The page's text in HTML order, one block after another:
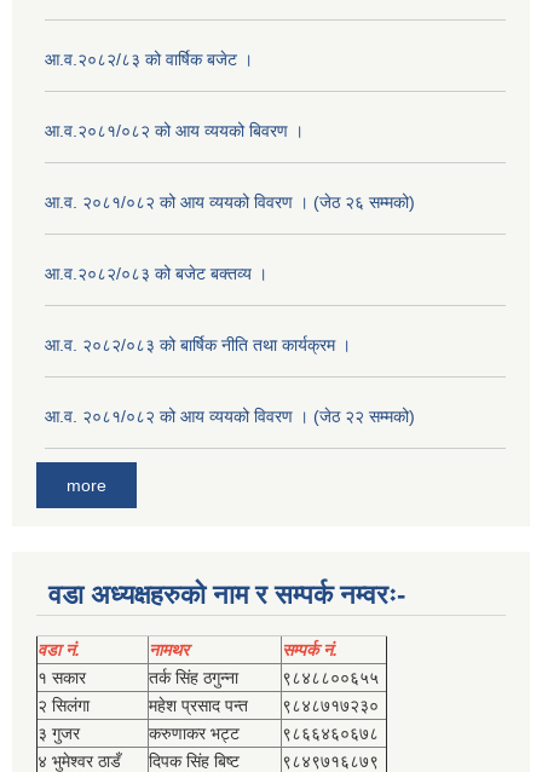
आ.व.२०८२/८३ को वार्षिक बजेट ।
आ.व.२०८१/०८२ को आय व्ययको बिवरण ।
आ.व. २०८१/०८२ को आय व्ययको विवरण । (जेठ २६ सम्मको)
आ.व.२०८२/०८३ को बजेट बक्तव्य ।
आ.व. २०८२/०८३ को बार्षिक नीति तथा कार्यक्रम ।
आ.व. २०८१/०८२ को आय व्ययको विवरण । (जेठ २२ सम्मको)
more
वडा अध्यक्षहरुको नाम र सम्पर्क नम्वरः-
वडा नं. नामथर
सम्पर्क नं.
१ सकार
तर्क सिंह ठगुन्‍ना
९८४८८००६५५
२ सिलंगा
महेश प्रसाद पन्त
९८४८७१७२३०
३ गुजर
करुणाकर भट्ट
९८६६४६०६७८
४ भुमेश्‍वर ठाडँ
दिपक सिंह बिष्‍ट ९८४९७१६८७९